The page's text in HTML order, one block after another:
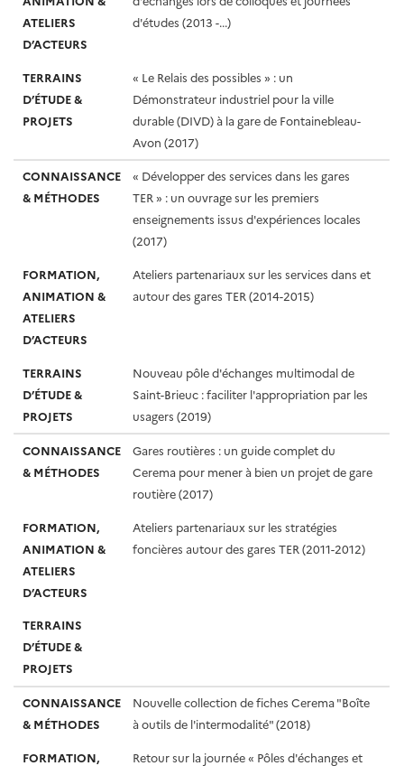
ATELIERS
D’ACTEURS
d'études (2013 -...)
TERRAINS
D’ÉTUDE &
PROJETS
« Le Relais des possibles » : un
Démonstrateur industriel pour la ville
durable (DIVD) à la gare de Fontainebleau-
Avon (2017)
CONNAISSANCE
& MÉTHODES
« Développer des services dans les gares
TER » : un ouvrage sur les premiers
enseignements issus d'expériences locales
(2017)
FORMATION,
ANIMATION &
ATELIERS
D’ACTEURS
Ateliers partenariaux sur les services dans et
autour des gares TER (2014-2015)
TERRAINS
D’ÉTUDE &
PROJETS
Nouveau pôle d'échanges multimodal de
Saint-Brieuc : faciliter l'appropriation par les
usagers (2019)
CONNAISSANCE
& MÉTHODES
Gares routières : un guide complet du
Cerema pour mener à bien un projet de gare
routière (2017)
FORMATION,
ANIMATION &
ATELIERS
D’ACTEURS
Ateliers partenariaux sur les stratégies
foncières autour des gares TER (2011-2012)
TERRAINS
D’ÉTUDE &
PROJETS
CONNAISSANCE
& MÉTHODES
Nouvelle collection de fiches Cerema "Boîte
à outils de l'intermodalité" (2018)
FORMATION,
Retour sur la journée « Pôles d'échanges et